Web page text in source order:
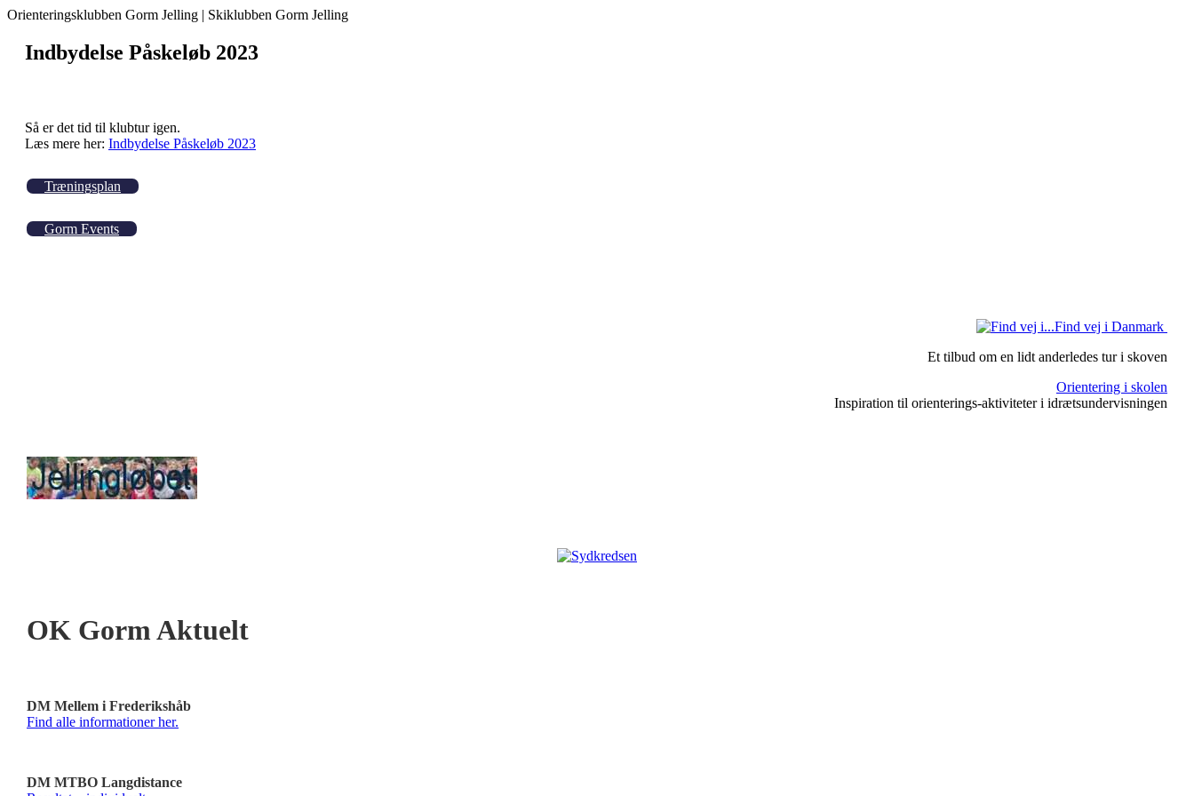
Orienteringsklubben Gorm Jelling | Skiklubben Gorm Jelling
Indbydelse Påskeløb 2023
Så er det tid til klubtur igen.
Læs mere her: Indbydelse Påskeløb 2023
Træningsplan
Gorm Events
Find vej i Danmark
Et tilbud om en lidt anderledes tur i skoven
Orientering i skolen
Inspiration til orienterings-aktiviteter i idrætsundervisningen
OK Gorm Aktuelt
DM Mellem i Frederikshåb
Find alle informationer her.
DM MTBO Langdistance